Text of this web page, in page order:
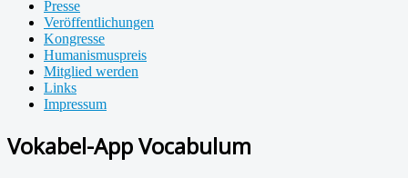
Presse
Veröffentlichungen
Kongresse
Humanismuspreis
Mitglied werden
Links
Impressum
Vokabel-App Vocabulum